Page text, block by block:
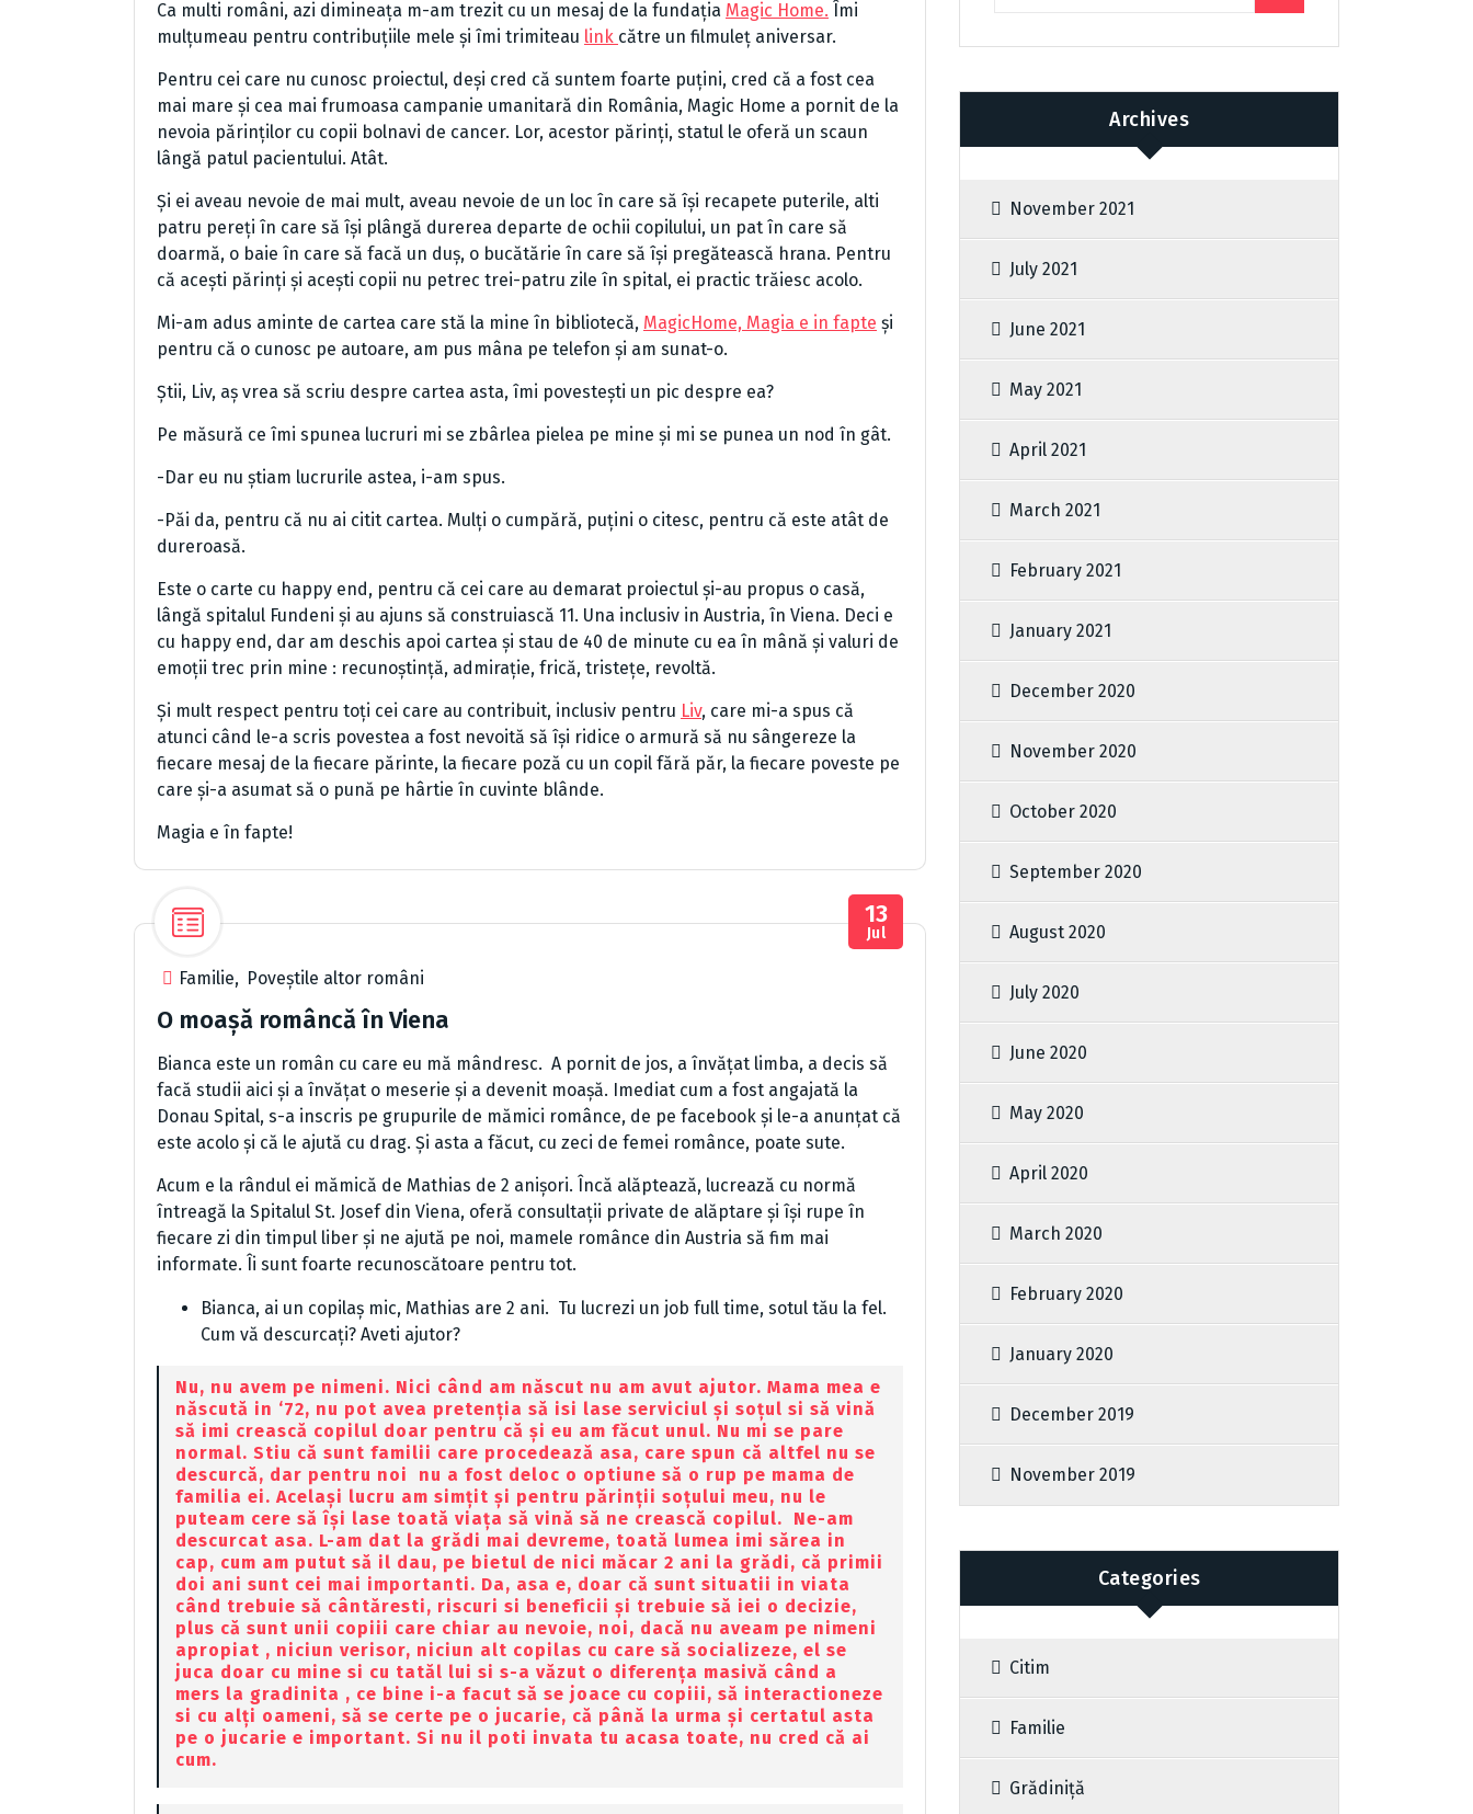
Ca multi români, azi dimineața m-am trezit cu un mesaj de la fundația Magic Home. Îmi
mulțumeau pentru contribuțiile mele și îmi trimiteau link către un filmuleț aniversar.
Pentru cei care nu cunosc proiectul, deși cred că suntem foarte puțini, cred că a fost cea
mai mare și cea mai frumoasa campanie umanitară din România, Magic Home a pornit de la
nevoia părinților cu copii bolnavi de cancer. Lor, acestor părinți, statul le oferă un scaun
lângă patul pacientului. Atât.
Și ei aveau nevoie de mai mult, aveau nevoie de un loc în care să își recapete puterile, alti
patru pereți în care să își plângă durerea departe de ochii copilului, un pat în care să
doarmă, o baie în care să facă un duș, o bucătărie în care să își pregătească hrana. Pentru
că acești părinți și acești copii nu petrec trei-patru zile în spital, ei practic trăiesc acolo.
Mi-am adus aminte de cartea care stă la mine în bibliotecă, MagicHome, Magia e in fapte și
pentru că o cunosc pe autoare, am pus mâna pe telefon și am sunat-o.
Știi, Liv, aș vrea să scriu despre cartea asta, îmi povestești un pic despre ea?
Pe măsură ce îmi spunea lucruri mi se zbârlea pielea pe mine și mi se punea un nod în gât.
-Dar eu nu știam lucrurile astea, i-am spus.
-Păi da, pentru că nu ai citit cartea. Mulți o cumpără, puțini o citesc, pentru că este atât de
dureroasă.
Este o carte cu happy end, pentru că cei care au demarat proiectul și-au propus o casă,
lângă spitalul Fundeni și au ajuns să construiască 11. Una inclusiv in Austria, în Viena. Deci e
cu happy end, dar am deschis apoi cartea și stau de 40 de minute cu ea în mână și valuri de
emoții trec prin mine : recunoștință, admirație, frică, tristețe, revoltă.
Și mult respect pentru toți cei care au contribuit, inclusiv pentru Liv, care mi-a spus că
atunci când le-a scris povestea a fost nevoită să își ridice o armură să nu sângereze la
fiecare mesaj de la fiecare părinte, la fiecare poză cu un copil fără păr, la fiecare poveste pe
care și-a asumat să o pună pe hârtie în cuvinte blânde.
Magia e în fapte!
Familie, Poveștile altor români
13
Jul
O moașă româncă în Viena
Bianca este un român cu care eu mă mândresc. A pornit de jos, a învățat limba, a decis să
facă studii aici și a învățat o meserie și a devenit moașă. Imediat cum a fost angajată la
Donau Spital, s-a inscris pe grupurile de mămici românce, de pe facebook și le-a anunțat că
este acolo și că le ajută cu drag. Și asta a făcut, cu zeci de femei românce, poate sute.
Acum e la rândul ei mămică de Mathias de 2 anișori. Încă alăptează, lucrează cu normă
întreagă la Spitalul St. Josef din Viena, oferă consultații private de alăptare și își rupe în
fiecare zi din timpul liber și ne ajută pe noi, mamele românce din Austria să fim mai
informate. Îi sunt foarte recunoscătoare pentru tot.
Bianca, ai un copilaș mic, Mathias are 2 ani. Tu lucrezi un job full time, sotul tău la fel.
Cum vă descurcați? Aveti ajutor?
Nu, nu avem pe nimeni. Nici când am născut nu am avut ajutor. Mama mea e
născută in ‘72, nu pot avea pretenția să isi lase serviciul și soțul si să vină
să imi crească copilul doar pentru că și eu am făcut unul. Nu mi se pare
normal. Stiu că sunt familii care procedează asa, care spun că altfel nu se
descurcă, dar pentru noi nu a fost deloc o optiune să o rup pe mama de
familia ei. Același lucru am simțit și pentru părinții soțului meu, nu le
puteam cere să își lase toată viața să vină să ne crească copilul. Ne-am
descurcat asa. L-am dat la grădi mai devreme, toată lumea imi sărea in
cap, cum am putut să il dau, pe bietul de nici măcar 2 ani la grădi, că primii
doi ani sunt cei mai importanti. Da, asa e, doar că sunt situatii in viata
când trebuie să cântăresti, riscuri si beneficii și trebuie să iei o decizie,
plus că sunt unii copiii care chiar au nevoie, noi, dacă nu aveam pe nimeni
apropiat , niciun verisor, niciun alt copilas cu care să socializeze, el se
juca doar cu mine si cu tatăl lui si s-a văzut o diferența masivă când a
mers la gradinita , ce bine i-a facut să se joace cu copiii, să interactioneze
si cu alți oameni, să se certe pe o jucarie, că până la urma și certatul asta
pe o jucarie e important. Si nu il poti invata tu acasa toate, nu cred că ai
cum.
Archives
November 2021
July 2021
June 2021
May 2021
April 2021
March 2021
February 2021
January 2021
December 2020
November 2020
October 2020
September 2020
August 2020
July 2020
June 2020
May 2020
April 2020
March 2020
February 2020
January 2020
December 2019
November 2019
Categories
Citim
Familie
Grădiniță